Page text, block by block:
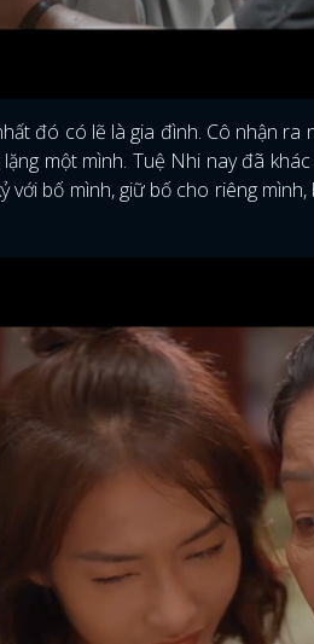
đó có lẽ là gia đình. Cô nhận
một mình. Tuệ Nhi nay đã
với bố mình, giữ bố cho riêng